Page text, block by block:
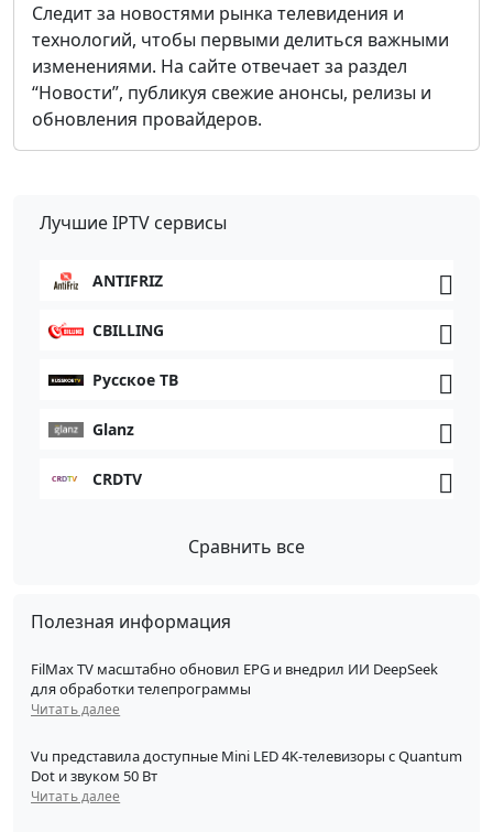
Следит за новостями рынка телевидения и
технологий, чтобы первыми делиться важными
изменениями. На сайте отвечает за раздел
“Новости”, публикуя свежие анонсы, релизы и
обновления провайдеров.
Лучшие IPTV сервисы
ANTIFRIZ
CBILLING
Русское ТВ
Glanz
CRDTV
Сравнить все
Полезная информация
FilMax TV масштабно обновил EPG и внедрил ИИ DeepSeek
для обработки телепрограммы
Читать далее
Vu представила доступные Mini LED 4K-телевизоры с Quantum
Dot и звуком 50 Вт
Читать далее